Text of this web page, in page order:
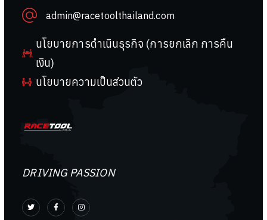
admin@racetoolthailand.com
นโยบายการดำเนินธุรกิจ (การยกเลิก การคืน
เงิน)
นโยบายความเป็นส่วนตัว
DRIVING PASSION